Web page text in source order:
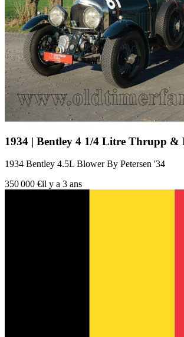
1934 | Bentley 4 1/4 Litre Thrupp &
1934 Bentley 4.5L Blower By Petersen '34
350 000 €il y a 3 ans